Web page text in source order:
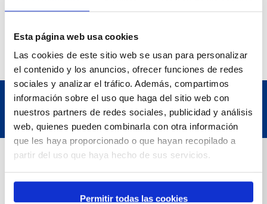
Esta página web usa cookies
Las cookies de este sitio web se usan para personalizar
el contenido y los anuncios, ofrecer funciones de redes
sociales y analizar el tráfico. Además, compartimos
información sobre el uso que haga del sitio web con
nuestros partners de redes sociales, publicidad y análisis
web, quienes pueden combinarla con otra información
que les haya proporcionado o que hayan recopilado a
partir del uso que haya hecho de sus servicios.
Permitir todas las cookies
Datos de contacto